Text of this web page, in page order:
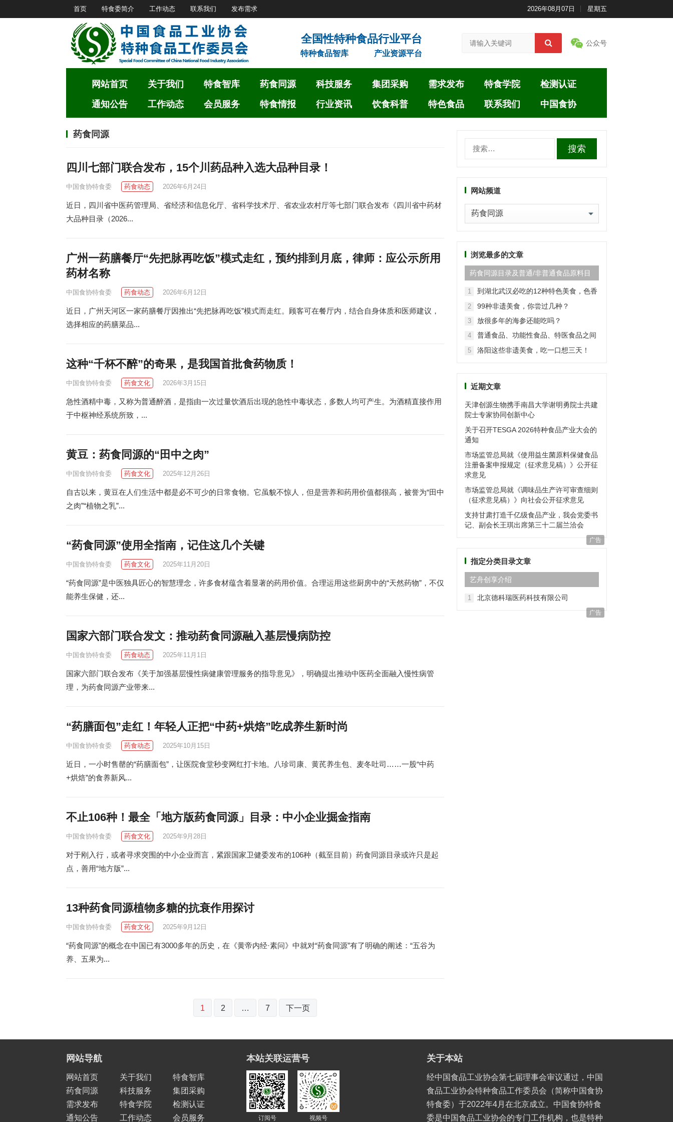
首页 特食委简介 工作动态 联系我们 发布需求 2026年08月07日 星期五
特种食品智库 产业资源平台
公众号
网站首页 关于我们 特食智库 药食同源 科技服务 集团采购 需求发布 特食学院
检测认证
通知公告
工作动态 会员服务 特食情报 行业资讯 饮食科普 特色食品 联系我们 中国食协
药食同源
四川七部门联合发布，15个川药品种入选大品种目录！
中国食协特食委 药食动态 2026年6月24日
近日，四川省中医药管理局、省经济和信息化厅、省科学技术厅、省农业农村厅等七部门联合发布《四川省中药材
大品种目录（2026...
广州一药膳餐厅“先把脉再吃饭”模式走红，预约排到月底，律师：应公示所用
药材名称
中国食协特食委 药食动态 2026年6月12日
近日，广州天河区一家药膳餐厅因推出“先把脉再吃饭”模式而走红。顾客可在餐厅内，结合自身体质和医师建议，
选择相应的药膳菜品...
这种“千杯不醉”的奇果，是我国首批食药物质！
中国食协特食委 药食文化 2026年3月15日
急性酒精中毒，又称为普通醉酒，是指由一次过量饮酒后出现的急性中毒状态，多数人均可产生。为酒精直接作用
于中枢神经系统所致，...
黄豆：药食同源的“田中之肉”
中国食协特食委 药食文化 2025年12月26日
自古以来，黄豆在人们生活中都是必不可少的日常食物。它虽貌不惊人，但是营养和药用价值都很高，被誉为“田中
之肉”“植物之乳”...
“药食同源”使用全指南，记住这几个关键
中国食协特食委 药食文化 2025年11月20日
“药食同源”是中医独具匠心的智慧理念，许多食材蕴含着显著的药用价值。合理运用这些厨房中的“天然药物”，不仅
能养生保健，还...
国家六部门联合发文：推动药食同源融入基层慢病防控
中国食协特食委 药食动态 2025年11月1日
国家六部门联合发布《关于加强基层慢性病健康管理服务的指导意见》，明确提出推动中医药全面融入慢性病管
理，为药食同源产业带来...
“药膳面包”走红！年轻人正把“中药+烘焙”吃成养生新时尚
中国食协特食委 药食动态 2025年10月15日
近日，一小时售罄的“药膳面包”，让医院食堂秒变网红打卡地。八珍司康、黄芪养生包、麦冬吐司……一股“中药
+烘焙”的食养新风...
不止106种！最全「地方版药食同源」目录：中小企业掘金指南
中国食协特食委 药食文化 2025年9月28日
对于刚入行，或者寻求突围的中小企业而言，紧跟国家卫健委发布的106种（截至目前）药食同源目录或许只是起
点，善用“地方版”...
13种药食同源植物多糖的抗衰作用探讨
中国食协特食委 药食文化 2025年9月12日
“药食同源”的概念在中国已有3000多年的历史，在《黄帝内经·素问》中就对“药食同源”有了明确的阐述：“五谷为
养、五果为...
1 2 … 7 下一页
网站频道
网
站
道浏览最多的文章
药食同源目录及普通/非普通食品原料目
录(2024最新版)
1
到湖北武汉必吃的12种特色美食，色香
2 99种非遗美食，你尝过几种？
3 放很多年的海参还能吃吗？
4
普通食品、功能性食品、特医食品之间
5 洛阳这些非遗美食，吃一口想三天！
近期文章
天津创源生物携手南昌大学谢明勇院士共建
院士专家协同创新中心
关于召开TESGA 2026特种食品产业大会的
通知
市场监管总局就《使用益生菌原料保健食品
注册备案申报规定（征求意见稿）》公开征
求意见
市场监管总局就《调味品生产许可审查细则
（征求意见稿）》向社会公开征求意见
支持甘肃打造千亿级食品产业，我会党委书
记、副会长王琪出席第三十二届兰洽会
广告
指定分类目录文章
艺⾈创享介绍
1 北京德科瑞医药科技有限公司
广告
网站导航
网站首页 关于我们
特食智库
药食同源
科技服务
集团采购
需求发布
特食学院
检测认证
通知公告
工作动态 会员服务
本站关联运营号
订阅号 视频号
关于本站
经中国食品工业协会第七届理事会审议通过，中国
食品工业协会特种食品工作委员会（简称中国食协
特食委）于2022年4月在北京成立。中国食协特食
委是中国食品工业协会的专门工作机构，也是特种